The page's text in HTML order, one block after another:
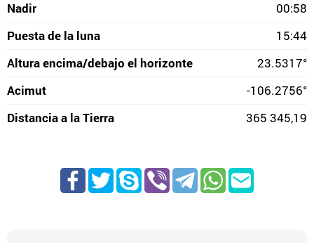
Nadir
00:58
Puesta de la luna
15:44
Altura encima/debajo el horizonte
23.5317°
Acimut
-106.2756°
Distancia a la Tierra
365 345,19